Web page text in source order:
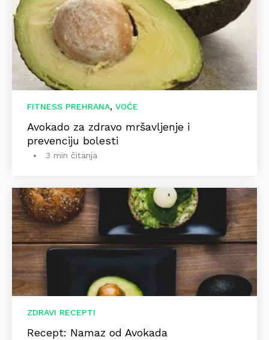
FITNESS PREHRANA, VOĆE
Avokado za zdravo mršavljenje i
prevenciju bolesti
3 min čitanja
ZDRAVI RECEPTI
Recept: Namaz od Avokada